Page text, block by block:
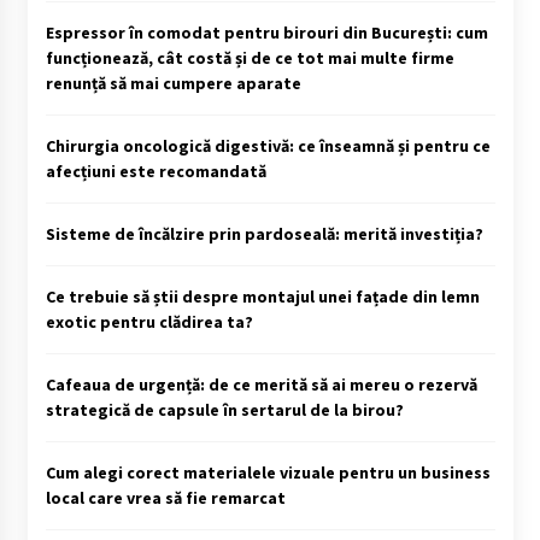
Espressor în comodat pentru birouri din București: cum
funcționează, cât costă și de ce tot mai multe firme
renunță să mai cumpere aparate
Chirurgia oncologică digestivă: ce înseamnă și pentru ce
afecțiuni este recomandată
Sisteme de încălzire prin pardoseală: merită investiția?
Ce trebuie să știi despre montajul unei fațade din lemn
exotic pentru clădirea ta?
Cafeaua de urgență: de ce merită să ai mereu o rezervă
strategică de capsule în sertarul de la birou?
Cum alegi corect materialele vizuale pentru un business
local care vrea să fie remarcat